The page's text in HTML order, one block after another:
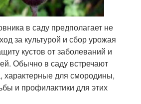
в саду предполагает не
за культурой и сбор урожая
кустов от заболеваний и
Обычно в саду встречают
характерные для смородины,
и профилактики для этих